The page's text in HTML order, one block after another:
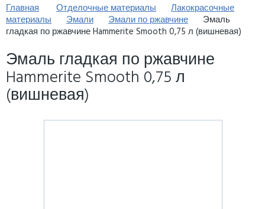
Главная Отделочные материалы
Лакокрасочные
материалы
Эмали Эмали по ржавчине
Эмаль
гладкая по ржавчине Hammerite Smooth 0,75 л (вишневая)
Эмаль гладкая по ржавчине
Hammerite Smooth 0,75 л
(вишневая)